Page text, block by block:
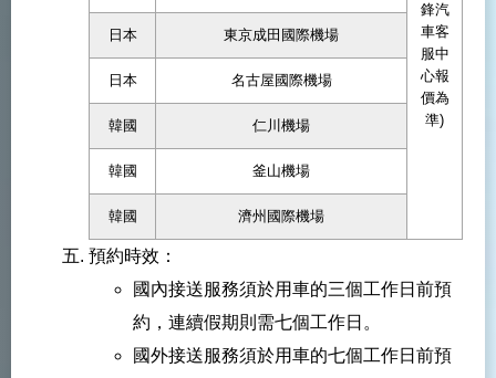
鋒汽
車客
服中
心報
價為
準)
日本 東京成田國際機場
日本 名古屋國際機場
韓國 仁川機場
韓國 釜山機場
韓國 濟州國際機場
預約時效：
國內接送服務須於用車的三個工作日前預
約，連續假期則需七個工作日。
國外接送服務須於用車的七個工作日前預